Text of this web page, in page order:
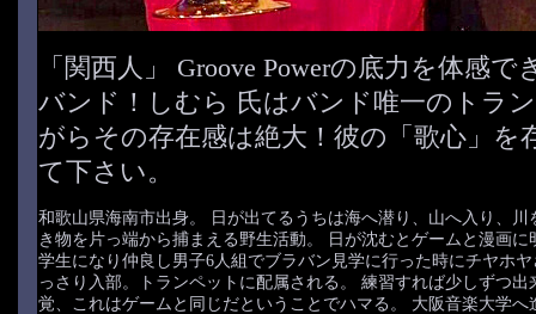
「関西人」 Groove Powerの底力を体感
バンド！しむら 氏はバンド唯一のトラ
がらその存在感は絶大！彼の「歌心」を
て下さい。
和歌山県海南市出身。 日が出てるうちは海へ潜り、山へ入り、川
き物を片っ端から捕まえる野生活動。 日が沈むとゲームと漫画に
学生になり仲良し男子6人組でブラバン見学に行った時にチヤホ
っさり入部。トランペットに配属される。 練習すれば少しずつ出
覚、これはゲームと同じだということでハマる。 大阪音楽大学へ